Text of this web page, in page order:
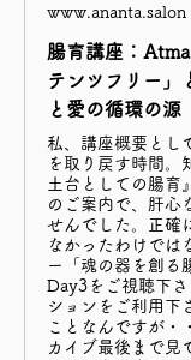
www.ananta.salon
腸育講座：
テンツフリー」
と愛の循環の源
私、講座概要とし
を取り戻す時間。
土台としての腸育
のご案内で、肝心
せんでした。正確
なかったわけでは
ー「魂の器を創る
Day3をご視聴下さ
ションをご利用下
ことなんですが・
カイブ最後まで見